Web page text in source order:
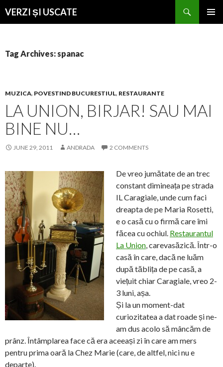
VERZI ȘI USCATE
Tag Archives: spanac
MUZICA, POVESTIND BUCURESTIUL, RESTAURANTE
LA UNION, BIRJAR! SAU MAI
BINE NU…
JUNE 29, 2011 ANDRADA 2 COMMENTS
De vreo jumătate de an trec
constant dimineața pe strada
IL Caragiale, unde cum faci
dreapta de pe Maria Rosetti,
e o casă cu o firmă care îmi
făcea cu ochiul. Restaurantul
La Union, carevasăzică. Într-o
casă în care, dacă ne luăm
după tăblița de pe casă, a
viețuit chiar Caragiale, vreo 2-
3 luni, așa.
Și la un moment-dat
curiozitatea a dat roade și ne-
am dus acolo să mâncăm de
prânz. Întâmplarea face că era aceeași zi în care am mers
pentru prima oară la Chez Marie (care, de altfel, nici nu e
departe).